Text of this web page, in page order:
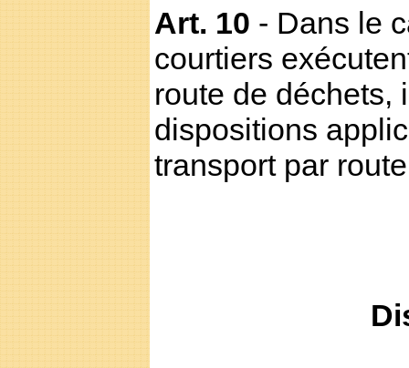
Art. 10 - Dans le
courtiers
route de déchets,
dispositions
transport par